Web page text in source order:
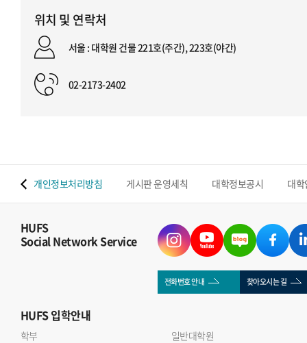
위치 및 연락처
서울 : 대학원 건물 221호(주간), 223호(야간)
02-2173-2402
개인정보처리방침 게시판 운영세칙 대학정보공시 대
HUFS
Social Network Service
전화번호 안내 찾아오시는 길
HUFS입학안내
학부
일반대학원